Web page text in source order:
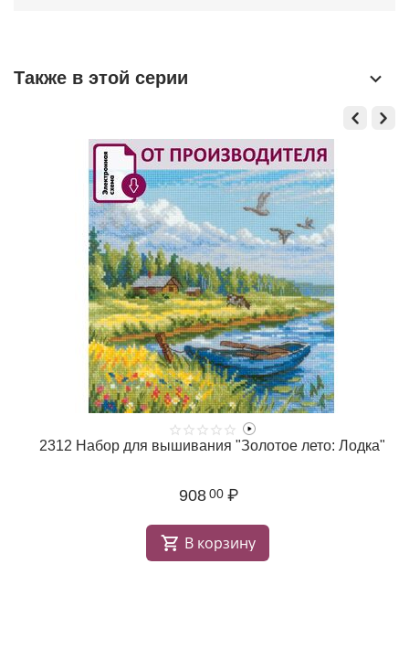
Также в этой серии
2312 Набор для вышивания "Золотое лето: Лодка"
908 00 ₽
В корзину